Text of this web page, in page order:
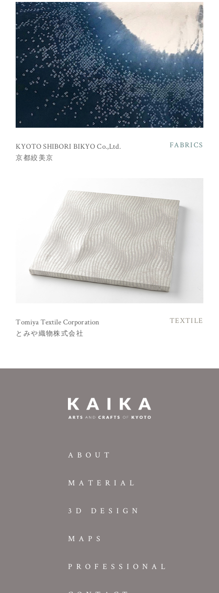
KYOTO SHIBORI BIKYO Co.,Ltd.
京都絞美京
FABRICS
Tomiya Textile Corporation
とみや織物株式会社
TEXTILE
ABOUT
MATERIAL
3D DESIGN
MAPS
PROFESSIONAL